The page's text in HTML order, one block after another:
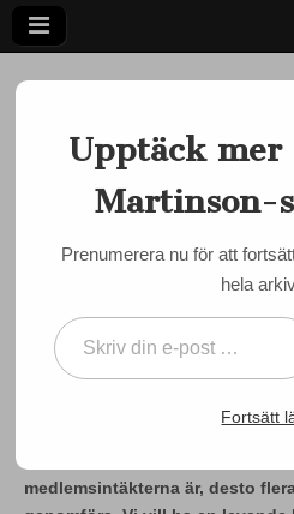
Ett författarskap som fångar
Glöm inte att
nya adress
admin•28 februari, 2024•2
medlemsintäkterna är, desto
Upptäck
Martinson-
Prenumerera nu för att
hela
Fortsätt